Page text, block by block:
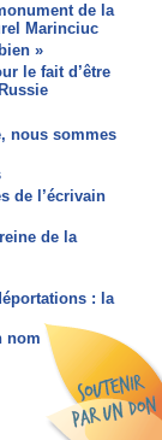
de la
Marinciuc
»
le fait d’être
nous sommes
de l’écrivain
de la
: la
nom